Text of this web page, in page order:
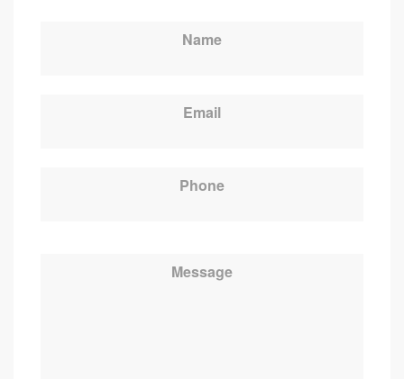
Name
Email
Phone
Message